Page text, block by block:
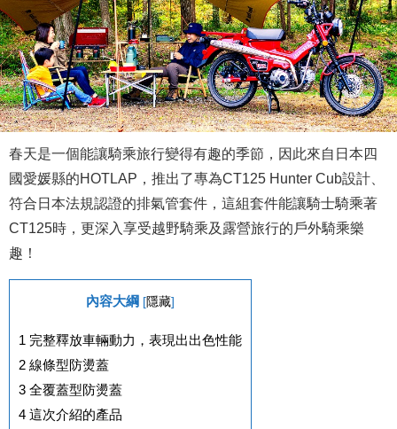
春天是一個能讓騎乘旅行變得有趣的季節，因此來自日本四
國愛媛縣的HOTLAP，推出了專為CT125 Hunter Cub設計、
符合日本法規認證的排氣管套件，這組套件能讓騎士騎乘著
CT125時，更深入享受越野騎乘及露營旅行的戶外騎乘樂
趣！
內容大綱 [隱藏]
1 完整釋放車輛動力，表現出出色性能
2 線條型防燙蓋
3 全覆蓋型防燙蓋
4 這次介紹的產品